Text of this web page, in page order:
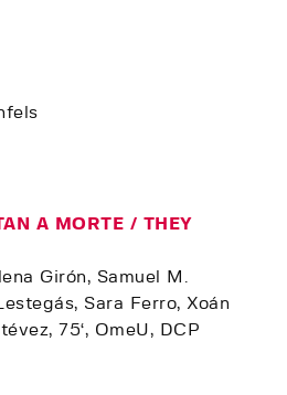
A MORTE / THEY
Girón, Samuel M.
Sara Ferro, Xoán
75‘, OmeU, DCP